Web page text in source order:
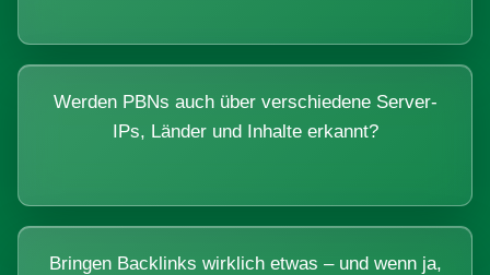
Werden PBNs auch über verschiedene Server-
IPs, Länder und Inhalte erkannt?
Bringen Backlinks wirklich etwas – und wenn ja,